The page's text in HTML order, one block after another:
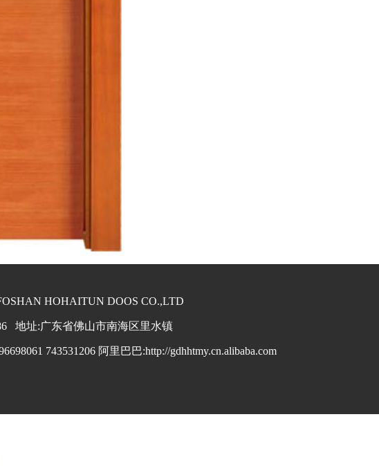
HOHAITUN DOOS CO.,LTD
地址:广东省佛山市南海区里水镇
743531206 阿里巴巴:http://gdhhtmy.cn.alibaba.com